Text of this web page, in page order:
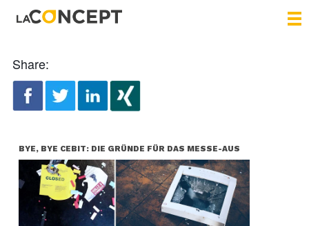
Share:
BYE, BYE CEBIT: DIE GRÜNDE FÜR DAS MESSE-AUS